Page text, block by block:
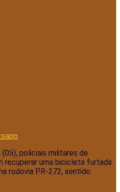
policiais militares de
recuperar uma bicicleta furtada
rodovia PR-272, sentido